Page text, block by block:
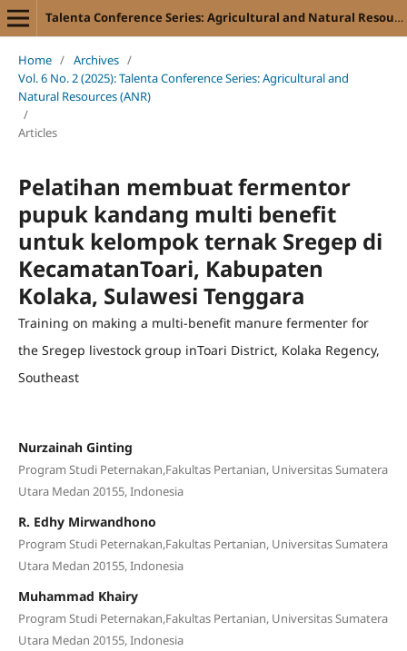
Talenta Conference Series: Agricultural and Natural Resources (ANR)
Home / Archives /
Vol. 6 No. 2 (2025): Talenta Conference Series: Agricultural and
Natural Resources (ANR)
/
Articles
Pelatihan membuat fermentor
pupuk kandang multi benefit
untuk kelompok ternak Sregep di
KecamatanToari, Kabupaten
Kolaka, Sulawesi Tenggara
Training on making a multi-benefit manure fermenter for
the Sregep livestock group inToari District, Kolaka Regency,
Southeast
Nurzainah Ginting
Program Studi Peternakan,Fakultas Pertanian, Universitas Sumatera
Utara Medan 20155, Indonesia
R. Edhy Mirwandhono
Program Studi Peternakan,Fakultas Pertanian, Universitas Sumatera
Utara Medan 20155, Indonesia
Muhammad Khairy
Program Studi Peternakan,Fakultas Pertanian, Universitas Sumatera
Utara Medan 20155, Indonesia